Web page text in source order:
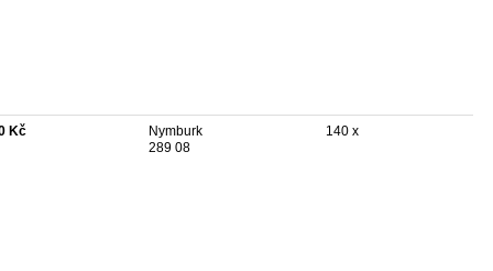
Kč
Nymburk
289 08
140 x